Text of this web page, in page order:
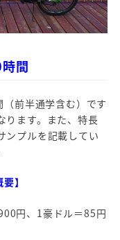
間
前半通学含む）です
ります。また、特長
ンプルを記載してい
】
円、1豪ドル＝85円